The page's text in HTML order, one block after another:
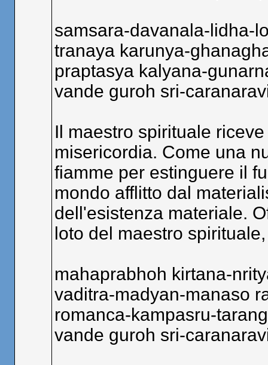
samsara-davanala-lidha-
tranaya karunya-
praptasya kalyana-
vande guroh sri-
Il maestro spirituale
misericordia. Come una
fiamme per estinguere il
mondo afflitto dal
dell'esistenza materiale.
loto del maestro
mahaprabhoh kirtana-
vaditra-madyan-manaso
romanca-kampasru-
vande guroh sri-